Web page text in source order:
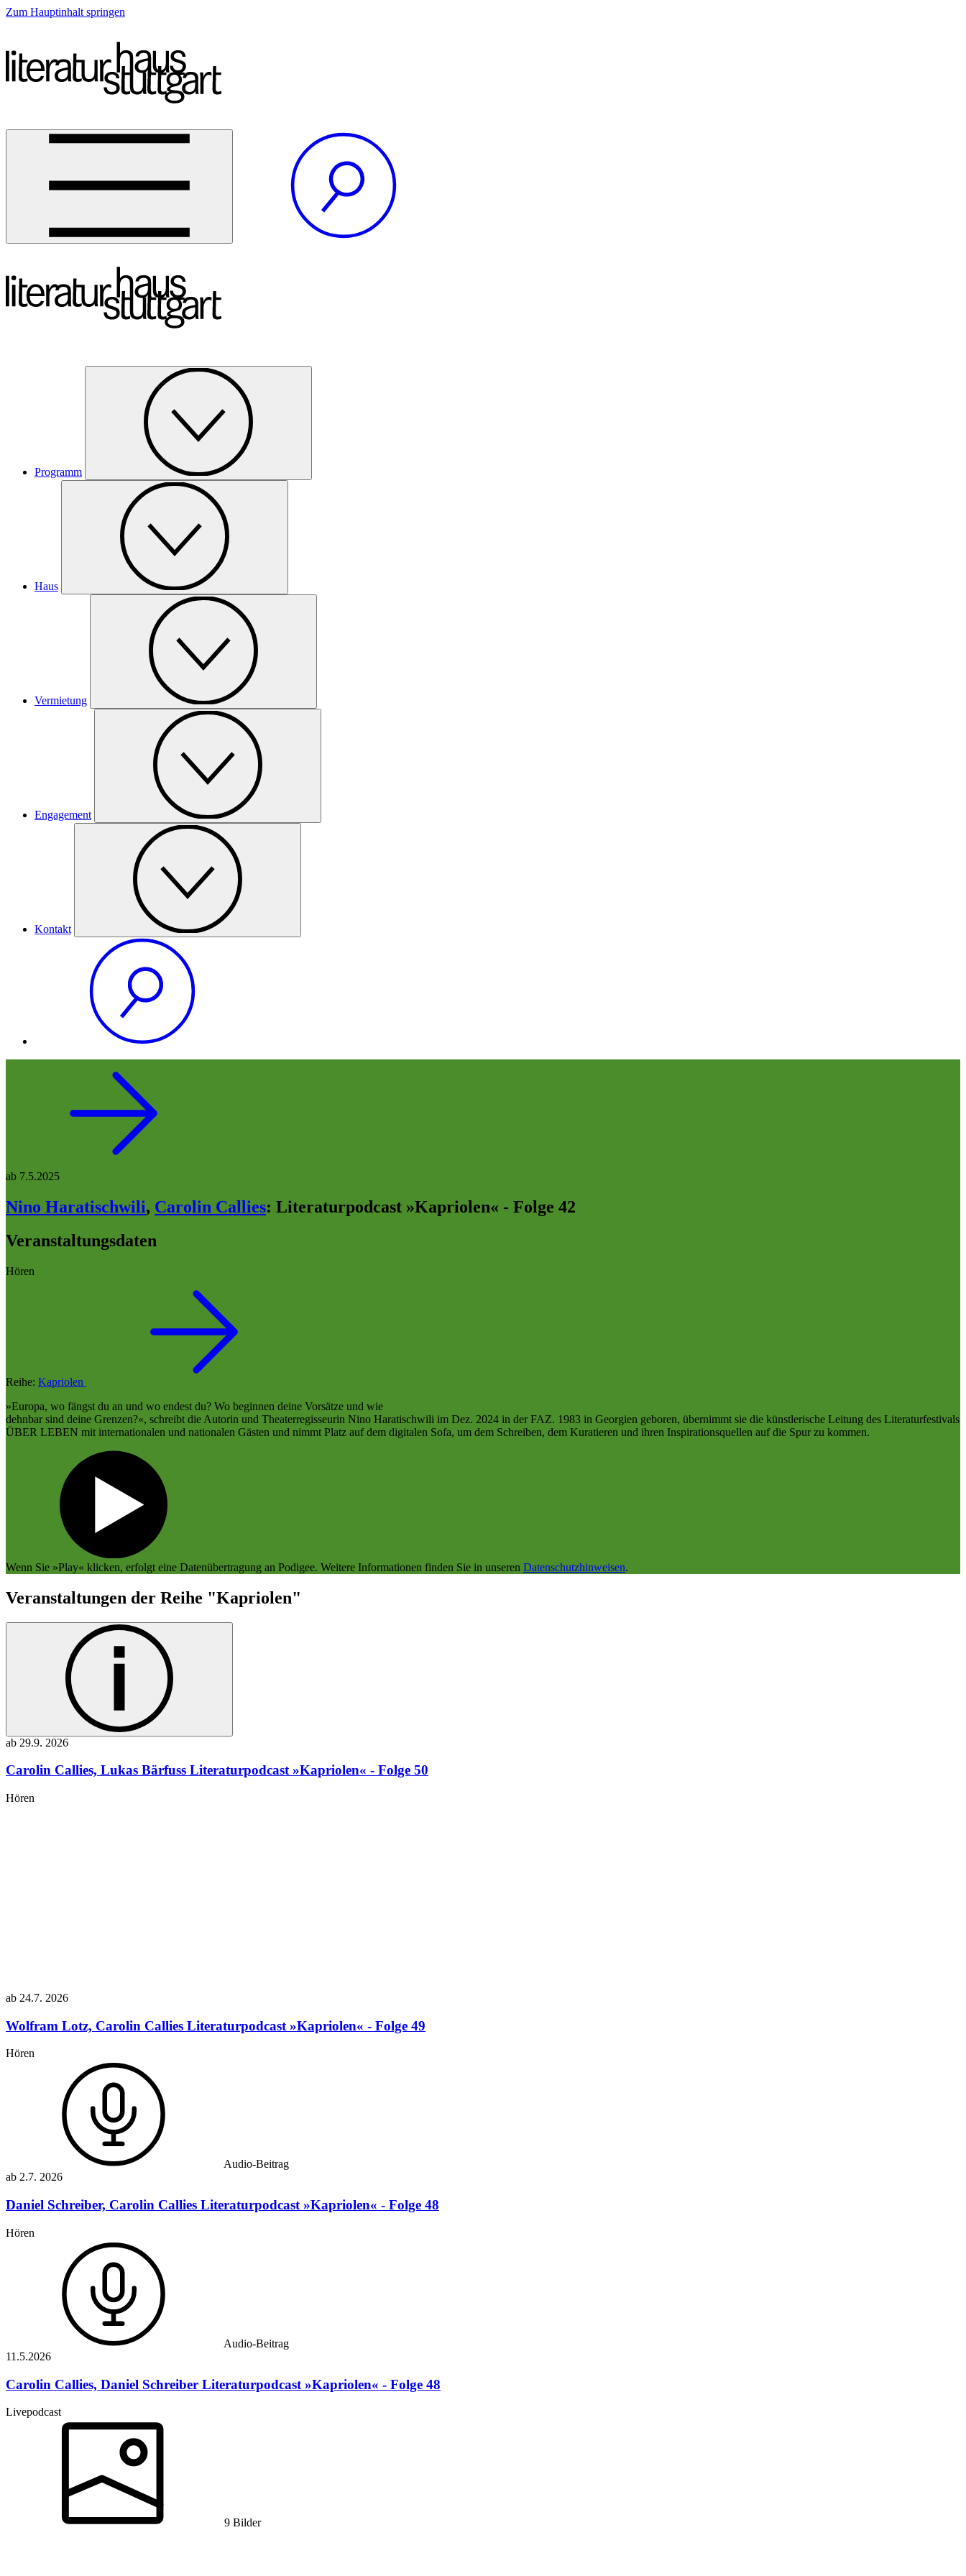
Zum Hauptinhalt springen
Programm
Haus
Vermietung
Engagement
Kontakt
ab 7.5.2025
Nino Haratischwili, Carolin Callies: Literaturpodcast »Kapriolen« - Folge 42
Veranstaltungsdaten
Hören
Reihe: Kapriolen
»Europa, wo fängst du an und wo endest du? Wo beginnen deine Vorsätze und wie
dehnbar sind deine Grenzen?«, schreibt die Autorin und Theaterregisseurin Nino Haratischwili im Dez. 2024 in der FAZ. 1983 in Georgien geboren, übernimmt sie die künstlerische Leitung des Literaturfestivals
ÜBER LEBEN mit internationalen und nationalen Gästen und nimmt Platz auf dem digitalen Sofa, um dem Schreiben, dem Kuratieren und ihren Inspirationsquellen auf die Spur zu kommen.
Wenn Sie »Play« klicken, erfolgt eine Datenübertragung an Podigee. Weitere Informationen finden Sie in unseren Datenschutzhinweisen.
Veranstaltungen der Reihe "Kapriolen"
ab 29.9. 2026
Carolin Callies, Lukas Bärfuss Literaturpodcast »Kapriolen« - Folge 50
Hören
ab 24.7. 2026
Wolfram Lotz, Carolin Callies Literaturpodcast »Kapriolen« - Folge 49
Hören
Audio-Beitrag
ab 2.7. 2026
Daniel Schreiber, Carolin Callies Literaturpodcast »Kapriolen« - Folge 48
Hören
Audio-Beitrag
11.5.2026
Carolin Callies, Daniel Schreiber Literaturpodcast »Kapriolen« - Folge 48
Livepodcast
9 Bilder